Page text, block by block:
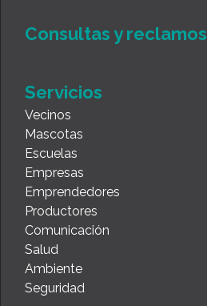
Consultas y reclamos
Servicios
Vecinos
Mascotas
Escuelas
Empresas
Emprendedores
Productores
Comunicación
Salud
Ambiente
Seguridad